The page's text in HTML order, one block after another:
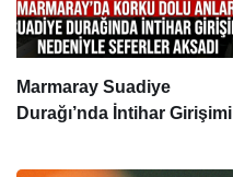
Marmaray Suadiye
Durağı’nda İntihar Girişimi